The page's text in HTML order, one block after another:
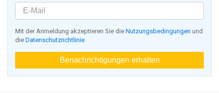
Mit der Anmeldung akzeptieren Sie die Nutzungsbedingungen und
die Datenschutzrichtlinie
Benachrichtigungen erhalten